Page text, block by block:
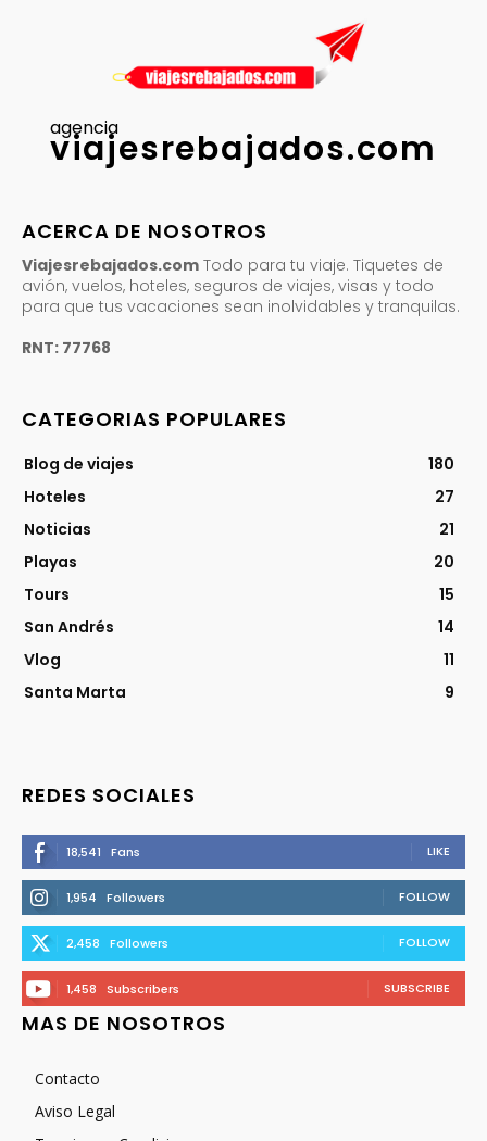
agencia
viajesrebajados.com
ACERCA DE NOSOTROS
Viajesrebajados.com Todo para tu viaje. Tiquetes de
avión, vuelos, hoteles, seguros de viajes, visas y todo
para que tus vacaciones sean inolvidables y tranquilas.
RNT: 77768
CATEGORIAS POPULARES
Blog de viajes
180
Hoteles
27
Noticias
21
Playas
20
Tours
15
San Andrés
14
Vlog
11
Santa Marta
9
REDES SOCIALES
18,541 Fans LIKE
1,954 Followers FOLLOW
2,458 Followers FOLLOW
1,458 Subscribers SUBSCRIBE
MAS DE NOSOTROS
Contacto
Aviso Legal